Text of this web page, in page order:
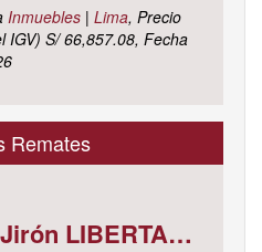
Inmuebles | Lima, Precio
IGV) S/ 66,857.08, Fecha
Remates
Predio Urbano Jirón LIBERTAD Mz. 5-H, Lote 23, TAMBOPATA - TAMBOPATA - MADRE DE DIOS ; cuyo dominio corre inscrito en la partida electrónica N° 07001561 del registro de propiedad inmueble de la ZONA REGISTRAL N° X, SEDE CUSCO, OFICINA REGISTRAL MADRE DE D